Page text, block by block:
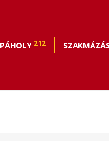
PÁHOLY 212